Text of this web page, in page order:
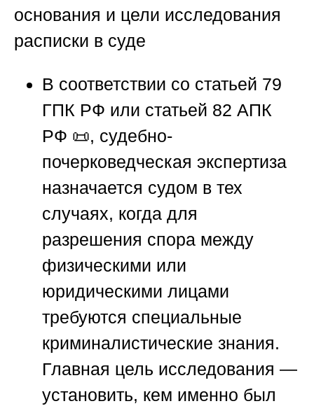
основания и цели исследования
расписки в суде
В соответствии со статьей 79
ГПК РФ или статьей 82 АПК
РФ 📜, судебно-
почерковедческая экспертиза
назначается судом в тех
случаях, когда для
разрешения спора между
физическими или
юридическими лицами
требуются специальные
криминалистические знания.
Главная цель исследования —
установить, кем именно был